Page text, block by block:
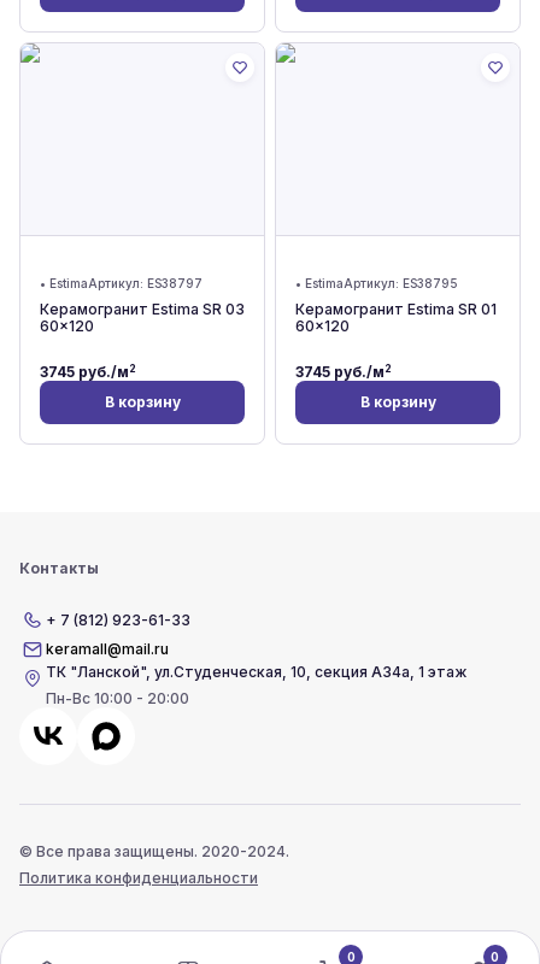
• EstimaАртикул: ES38797
Керамогранит Estima SR 03
60x120
3745 руб./м2
В корзину
• EstimaАртикул: ES38795
Керамогранит Estima SR 01
60x120
3745 руб./м2
В корзину
Контакты
+ 7 (812) 923-61-33
keramall@mail.ru
ТК "Ланской",ул.Студенческая, 10, секция А34а, 1 этаж
Пн-Вс 10:00 - 20:00
© Все права защищены. 2020-2024.
Политика конфиденциальности
0 0